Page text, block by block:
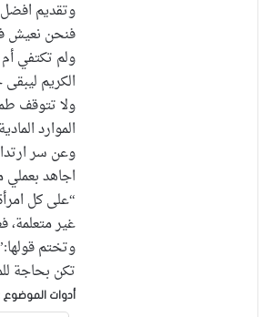
وتقديم افضل
فنحن نعيش
ولم تكتفي
الكريم
ولا تتوقف
الموارد
وعن سر
اجاهد
“على كل
غير متعلمة،
وتختم
تكن بحاجة
أدوات الموضوع